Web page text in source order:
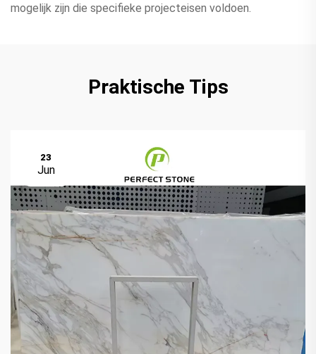
mogelijk zijn die specifieke projecteisen voldoen.
Praktische Tips
23
Jun